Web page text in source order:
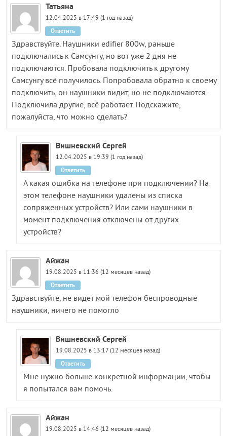
Татьяна
12.04.2025 в 17:49 (1 год назад)
Здравствуйте. Наушники edifier 800w, раньше
подключались к Самсунгу, но вот уже 2 дня не
подключаются. Пробовала подключить к другому
Самсунгу всё получилось. Попробовала обратно к своему
подключить, он наушники видит, но не подключаются.
Подключила другие, всё работает. Подскажите,
пожалуйста, что можно сделать?
Ответить
Вишневский Сергей
12.04.2025 в 19:39 (1 год назад)
А какая ошибка на телефоне при подключении? На
этом телефоне наушники удалены из списка
сопряженных устройств? Или сами наушники в
момент подключения отключены от других
устройств?
Ответить
Айжан
19.08.2025 в 11:36 (12 месяцев назад)
Здравствуйте, не видет мой телефон беспроводные
наушники, ничего не помогло
Ответить
Вишневский Сергей
19.08.2025 в 13:17 (12 месяцев назад)
Мне нужно больше конкретной информации, чтобы
я попытался вам помочь.
Ответить
Айжан
19.08.2025 в 14:46 (12 месяцев назад)